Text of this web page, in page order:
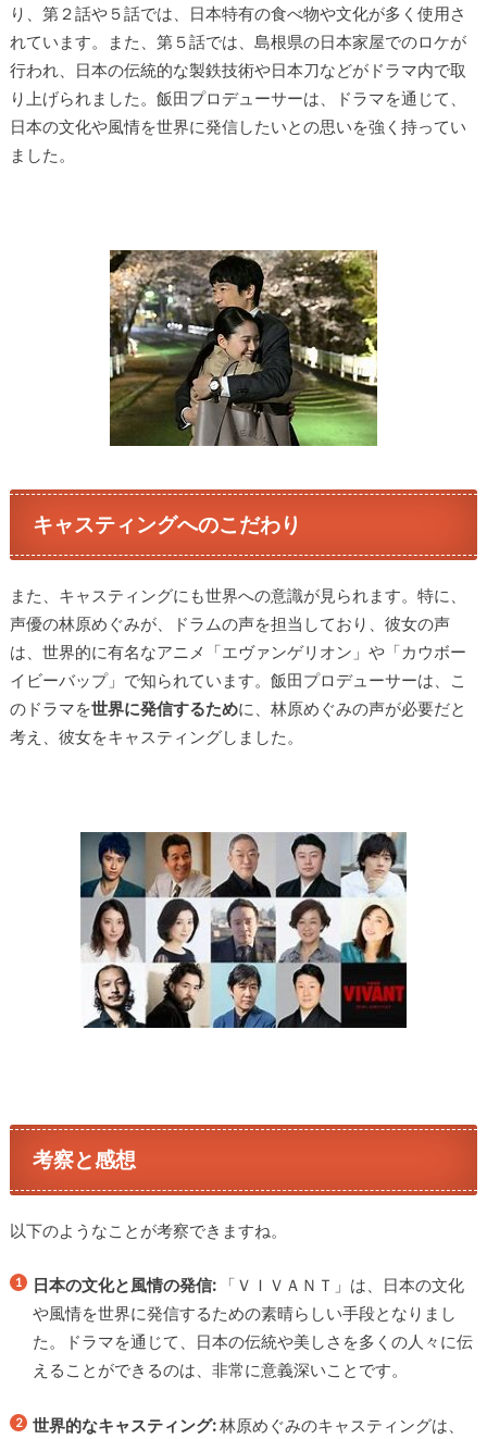
り、第２話や５話では、日本特有の食べ物や文化が多く使用さ
れています。また、第５話では、島根県の日本家屋でのロケが
行われ、日本の伝統的な製鉄技術や日本刀などがドラマ内で取
り上げられました。飯田プロデューサーは、ドラマを通じて、
日本の文化や風情を世界に発信したいとの思いを強く持ってい
ました。
キャスティングへのこだわり
また、キャスティングにも世界への意識が見られます。特に、
声優の林原めぐみが、ドラムの声を担当しており、彼女の声
は、世界的に有名なアニメ「エヴァンゲリオン」や「カウボー
イビーバップ」で知られています。飯田プロデューサーは、こ
のドラマを世界に発信するために、林原めぐみの声が必要だと
考え、彼女をキャスティングしました。
考察と感想
以下のようなことが考察できますね。
日本の文化と風情の発信: 「ＶＩＶＡＮＴ」は、日本の文化
や風情を世界に発信するための素晴らしい手段となりまし
た。ドラマを通じて、日本の伝統や美しさを多くの人々に伝
えることができるのは、非常に意義深いことです。
世界的なキャスティング:林原めぐみのキャスティングは、